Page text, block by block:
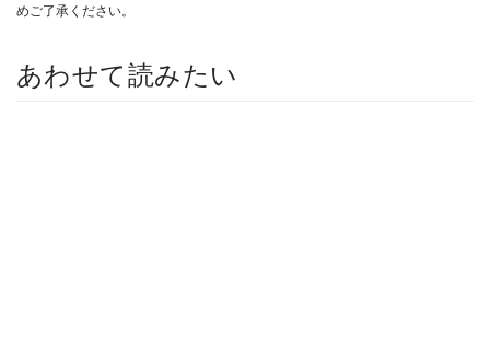
めご了承ください。
あわせて読みたい